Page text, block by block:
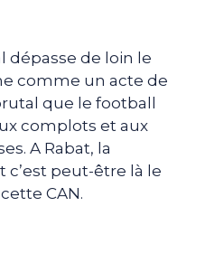
dépasse de loin le
comme un acte de
que le football
complots et aux
A Rabat, la
c’est peut-être là le
CAN.